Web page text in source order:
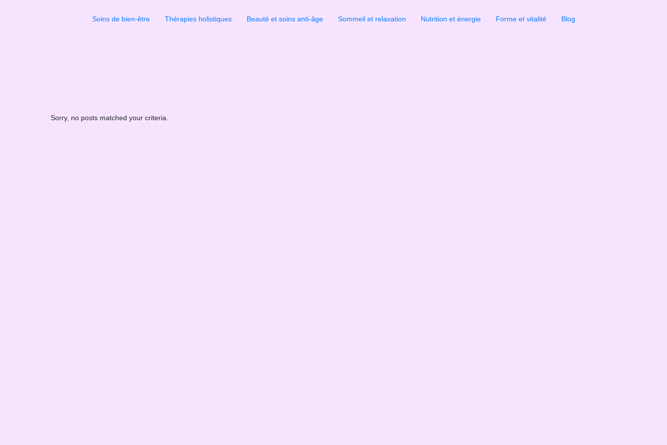
Soins de bien-être Thérapies holistiques Beauté et soins anti-âge Sommeil et relaxation Nutrition et énergie Forme et vitalité Blog
Sorry, no posts matched your criteria.